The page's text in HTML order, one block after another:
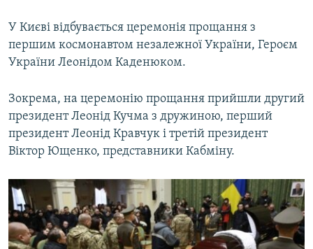
Усі сайти RFE/RL
У Києві відбувається церемонія прощання з
першим космонавтом незалежної України, Героєм
України Леонідом Каденюком.
Зокрема, на церемонію прощання прийшли другий
президент Леонід Кучма з дружиною, перший
президент Леонід Кравчук і третій президент
Віктор Ющенко, представники Кабміну.